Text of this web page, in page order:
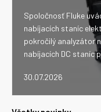
30.07.2026
Spoločnosť Fluke
nabíjacích staníc
pokročilý analyzátor
nabíjacích DC staníc